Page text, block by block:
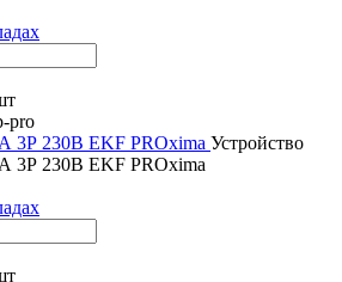
pro
3Р 230В EKF PROxima Устройство
3Р 230В EKF PROxima